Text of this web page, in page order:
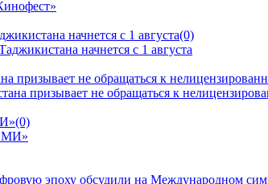
начнется с 1 августа(0)
призывает не обращаться к
(0)
эпоху обсудили на Международном